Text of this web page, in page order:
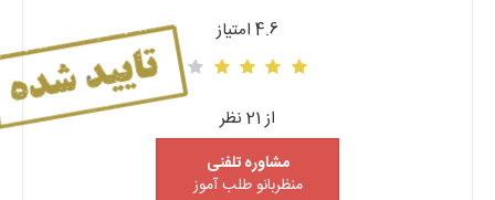
4.6 امتیاز
از 21 نظر
مشاوره تلفنی
منظربانو طلب آموز